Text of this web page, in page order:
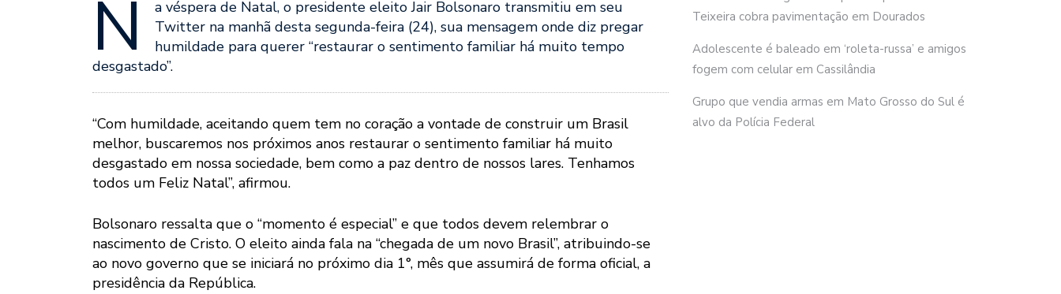
N
a véspera de Natal, o presidente eleito Jair Bolsonaro transmitiu em seu
Twitter na manhã desta segunda-feira (24), sua mensagem onde diz pregar
humildade para querer “restaurar o sentimento familiar há muito tempo
desgastado”.
“Com humildade, aceitando quem tem no coração a vontade de construir um Brasil
melhor, buscaremos nos próximos anos restaurar o sentimento familiar há muito
desgastado em nossa sociedade, bem como a paz dentro de nossos lares. Tenhamos
todos um Feliz Natal”, afirmou.
Bolsonaro ressalta que o “momento é especial” e que todos devem relembrar o
nascimento de Cristo. O eleito ainda fala na “chegada de um novo Brasil”, atribuindo-se
ao novo governo que se iniciará no próximo dia 1°, mês que assumirá de forma oficial, a
presidência da República.
Teixeira cobra pavimentação em Dourados
Adolescente é baleado em ‘roleta-russa’ e amigos
fogem com celular em Cassilândia
Grupo que vendia armas em Mato Grosso do Sul é
alvo da Polícia Federal